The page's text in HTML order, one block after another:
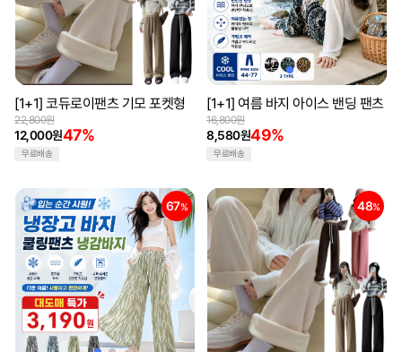
[1+1] 코듀로이팬츠 기모 포켓형
12,000원47%
22,800원
무료배송
[1+1] 여름 바지 아이스 밴딩 팬츠
8,580원49%
16,800원
무료배송
67% 48%